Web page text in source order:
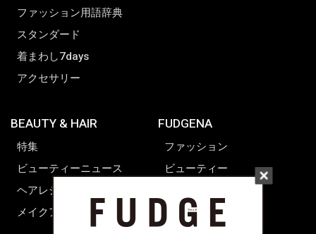
ファッション用語辞典
スタンダード
着まわし7days
アクセサリー
BEAUTY & HAIR
特集
ビューティーニュース
ヘアレシピ ストーリーズ
メイクアップティップス
FUDGENA
ファッション
ビューティー
ライフスタイル